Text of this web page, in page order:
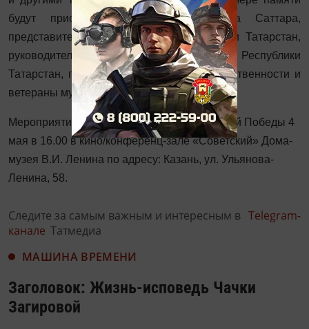
будут присутствовать потомки Рахима Саттара,
представители органов власти Республики Татарстан,
руководители Национального музея Республики
Татарстан, представители музейной общественности и
ветераны музейного дела.
Мероприятие пройдёт накануне Дня Великой Победы 4
мая в 16.00 в кино/конференц-зале «Советский» Дома-
музея В.И. Ленина по адресу: Казань, ул. Ульянова-
Ленина, 58.
Следите за самым важным и интересным в Telegram-
канале Татмедиа
МАШИНА ВРЕМЕНИ
Заголовок: Жизнь-исповедь Чачки
Загировой